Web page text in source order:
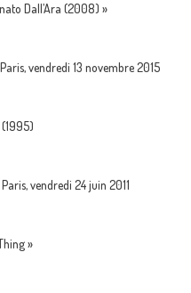
Dall’Ara (2008) »
vendredi 13 novembre 2015
(1995)
vendredi 24 juin 2011
»